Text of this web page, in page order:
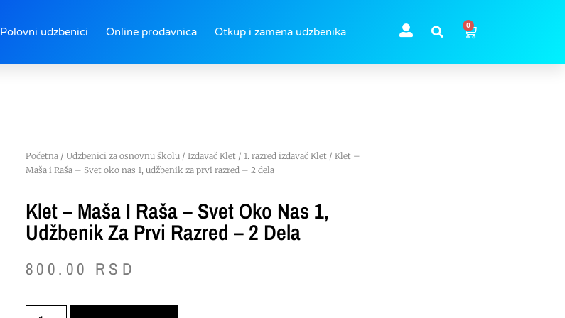
Polovni udzbenici Online prodavnica Otkup i zamena udzbenika
0
Početna/ Udzbenici za osnovnu školu/ Izdavač Klet/ 1. razred izdavač Klet/ Klet –
Maša i Raša – Svet oko nas 1, udžbenik za prvi razred – 2 dela
Klet – Maša I Raša – Svet Oko Nas 1,
Udžbenik Za Prvi Razred – 2 Dela
800.00 RSD